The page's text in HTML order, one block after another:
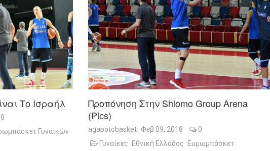
Το Ισραήλ
0
Γυναικών
Προπόνηση Στην Shlomo Group Arena
(pics)
agapotobasket Φεβ 09, 2018
0
Γυναίκες
Εθνική Ελλάδος Ευρωμπάσκετ